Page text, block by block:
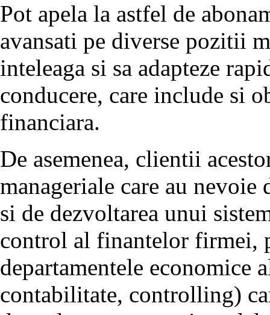
Pot apela la astfel de
avansati pe diverse pozitii
inteleaga si sa adapteze
conducere, care include si
financiara.
De asemenea, clientii
manageriale care au nevoie
si de dezvoltarea unui
control al finantelor firmei,
departamentele economice
contabilitate, controlling)